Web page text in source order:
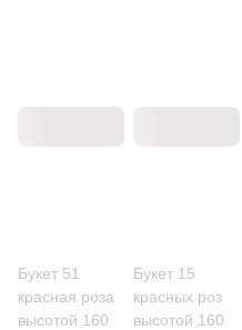
Букет 51
красная роза
высотой 160
Букет 15
красных роз
высотой 160